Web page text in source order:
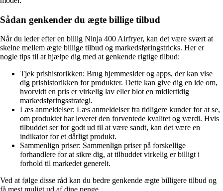
Sådan genkender du ægte billige tilbud
Når du leder efter en billig Ninja 400 Airfryer, kan det være svært at
skelne mellem ægte billige tilbud og markedsføringstricks. Her er
nogle tips til at hjælpe dig med at genkende rigtige tilbud:
Tjek prishistorikken: Brug hjemmesider og apps, der kan vise
dig prishistorikken for produkter. Dette kan give dig en ide om,
hvorvidt en pris er virkelig lav eller blot en midlertidig
markedsføringsstrategi.
Læs anmeldelser: Læs anmeldelser fra tidligere kunder for at se,
om produktet har leveret den forventede kvalitet og værdi. Hvis
tilbuddet ser for godt ud til at være sandt, kan det være en
indikator for et dårligt produkt.
Sammenlign priser: Sammenlign priser på forskellige
forhandlere for at sikre dig, at tilbuddet virkelig er billigt i
forhold til markedet generelt.
Ved at følge disse råd kan du bedre genkende ægte billigere tilbud og